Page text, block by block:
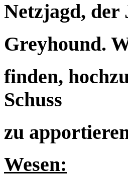
Netzjagd, der
Greyhound.
finden,
Schuss
zu
Wesen: